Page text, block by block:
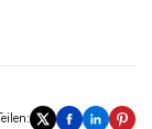
Teilen: